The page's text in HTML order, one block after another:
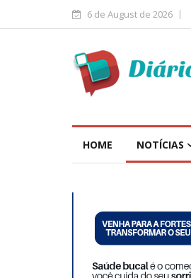
6 de August de 2026
HOME NOTÍCIAS